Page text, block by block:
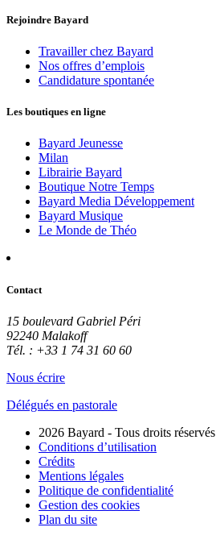
Rejoindre Bayard
Travailler chez Bayard
Nos offres d’emplois
Candidature spontanée
Les boutiques en ligne
Bayard Jeunesse
Milan
Librairie Bayard
Boutique Notre Temps
Bayard Media Développement
Bayard Musique
Le Monde de Théo
Contact
15 boulevard Gabriel Péri
92240 Malakoff
Tél. : +33 1 74 31 60 60
Nous écrire
Délégués en pastorale
2026 Bayard - Tous droits réservés
Conditions d’utilisation
Crédits
Mentions légales
Politique de confidentialité
Gestion des cookies
Plan du site